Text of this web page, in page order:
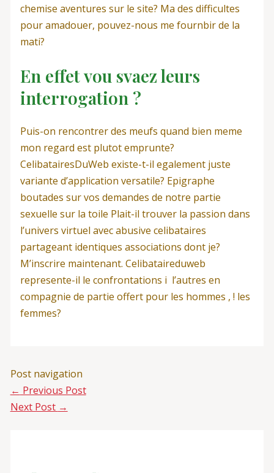
chemise aventures sur le site? Ma des difficultes
pour amadouer, pouvez-nous me fournbir de la
mati?
En effet vou svaez leurs
interrogation ?
Puis-on rencontrer des meufs quand bien meme
mon regard est plutot emprunte?
CelibatairesDuWeb existe-t-il egalement juste
variante d’application versatile? Epigraphe
boutades sur vos demandes de notre partie
sexuelle sur la toile Plait-il trouver la passion dans
l’univers virtuel avec abusive celibataires
partageant identiques associations dont je?
M’inscrire maintenant. Celibataireduweb
represente-il le confrontations i l’autres en
compagnie de partie offert pour les hommes , ! les
femmes?
Post navigation
← Previous Post
Next Post →